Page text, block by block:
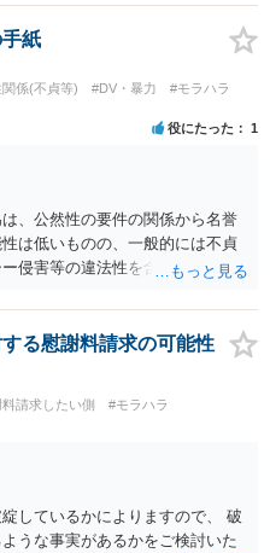
紙
係(不貞等) #DV・暴力
#モラハラ
役にたった 1
、公然性の要件の関係から名誉
は低いものの、一般的には不貞
侵害等の違法性を含む行為で
が一般的かと思います。
る慰謝料請求の可能性
請求したい側 #モラハラ
しているかによりますので、 破
うな事実があるかをご検討いた